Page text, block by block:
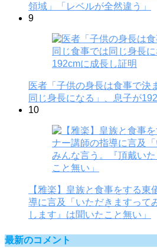
領域」「レベルが全然違う」
9
医者「子供の身長は食事で決
同じ身長になる」、息子が
10
【雅楽】皇族と食事をする
導に言及「いただきますって
します』は聞いたこと無い」
最新のコメント